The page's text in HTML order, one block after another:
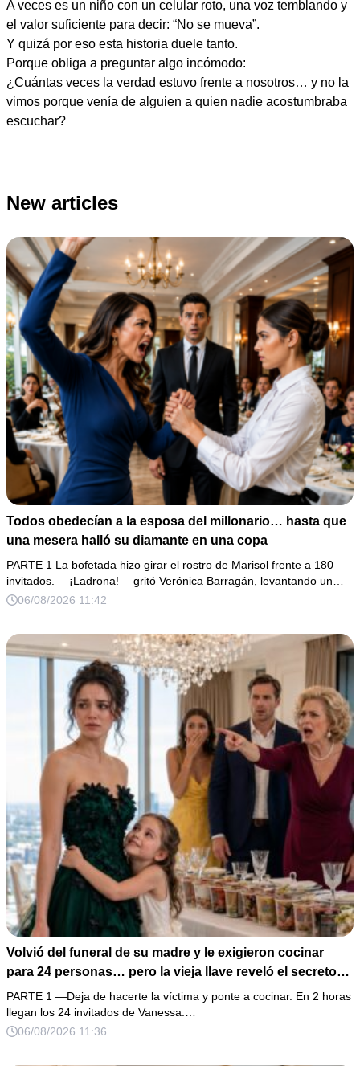
A veces es un niño con un celular roto, una voz temblando y
el valor suficiente para decir: “No se mueva”.
Y quizá por eso esta historia duele tanto.
Porque obliga a preguntar algo incómodo:
¿Cuántas veces la verdad estuvo frente a nosotros… y no la
vimos porque venía de alguien a quien nadie acostumbraba
escuchar?
New articles
Todos obedecían a la esposa del millonario… hasta que
una mesera halló su diamante en una copa
PARTE 1 La bofetada hizo girar el rostro de Marisol frente a 180
invitados. —¡Ladrona! —gritó Verónica Barragán, levantando un…
06/08/2026 11:42
Volvió del funeral de su madre y le exigieron cocinar
para 24 personas… pero la vieja llave reveló el secreto
de su esposo
PARTE 1 —Deja de hacerte la víctima y ponte a cocinar. En 2 horas
llegan los 24 invitados de Vanessa.…
06/08/2026 11:36